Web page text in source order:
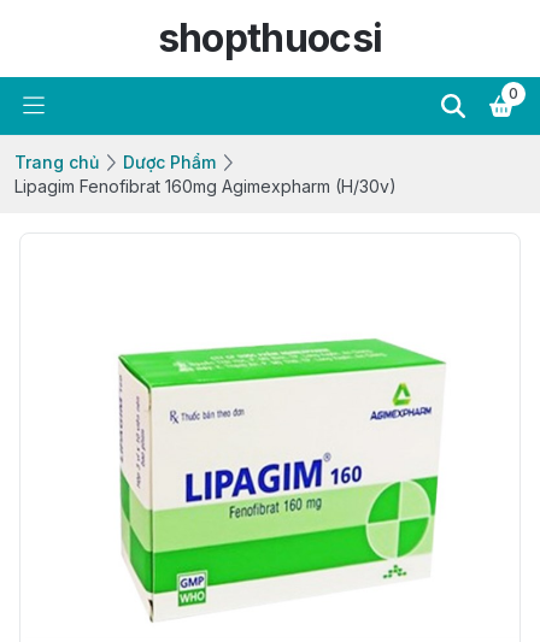
shopthuocsi
0
Trang chủ
Dược Phẩm
Lipagim Fenofibrat 160mg Agimexpharm (H/30v)